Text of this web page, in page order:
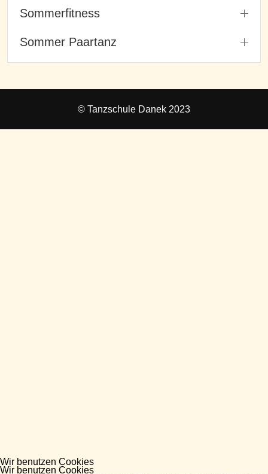
Wir benutzen Cookies
Sommerfitness
Sommer Paartanz
© Tanzschule Danek 2023
Wir benutzen Cookies